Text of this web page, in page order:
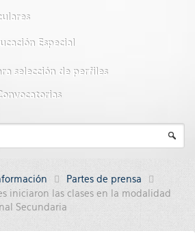
Especial
selección de perfiles
Partes de prensa
iniciaron las clases en la modalidad
Secundaria